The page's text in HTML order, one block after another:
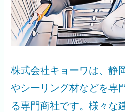
株式会社キョーワは、静
やシーリング材などを専
る専門商社です。様々な